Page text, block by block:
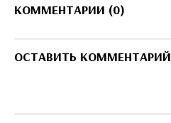
КОММЕНТАРИИ (0)
ОСТАВИТЬ КОММЕНТАРИЙ